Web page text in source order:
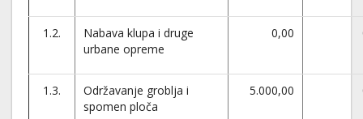
1.2.
Nabava klupa i druge
urbane opreme
0,00
1.3.
Održavanje groblja i
spomen ploča
5.000,00